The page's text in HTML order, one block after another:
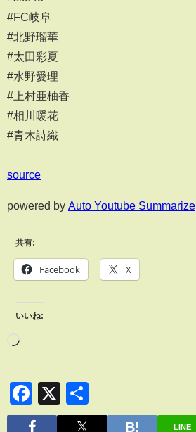
#FC岐阜
#北野瑠華
#太田彩夏
#水野愛理
#上村亜柚香
#相川暖花
#青木詩織
source
powered by Auto Youtube Summarize
共有:
Facebook X
いいね:
Facebook
X
有
LINE